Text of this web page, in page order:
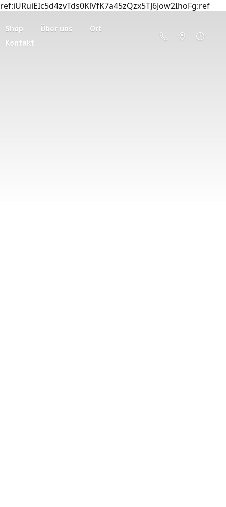
ref:iURuiEIc5d4zvTds0KlVfK7a45zQzx5TJ6Jow2IhoFg:ref
Shop Über uns
Ort
Kontakt